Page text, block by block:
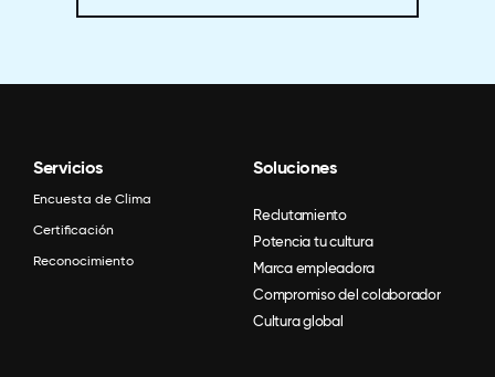
Servicios
Encuesta de Clima
Certificación
Reconocimiento
Soluciones
Reclutamiento
Potencia tu cultura
Marca empleadora
Compromiso del colaborador
Cultura global